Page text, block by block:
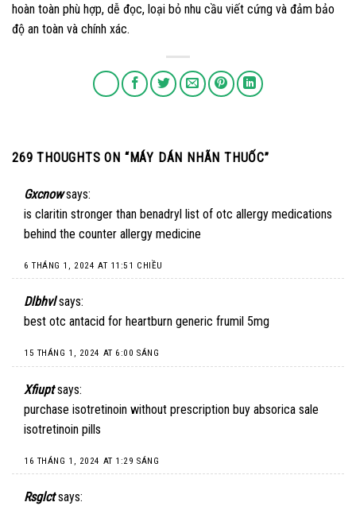
hoàn toàn phù hợp, dễ đọc, loại bỏ nhu cầu viết cứng và đảm bảo
độ an toàn và chính xác.
269 THOUGHTS ON “MÁY DÁN NHÃN THUỐC”
Gxcnow says:
is claritin stronger than benadryl list of otc allergy medications
behind the counter allergy medicine
6 THÁNG 1, 2024 AT 11:51 CHIỀU
Dlbhvl says:
best otc antacid for heartburn generic frumil 5mg
15 THÁNG 1, 2024 AT 6:00 SÁNG
Xfiupt says:
purchase isotretinoin without prescription buy absorica sale
isotretinoin pills
16 THÁNG 1, 2024 AT 1:29 SÁNG
Rsglct says: